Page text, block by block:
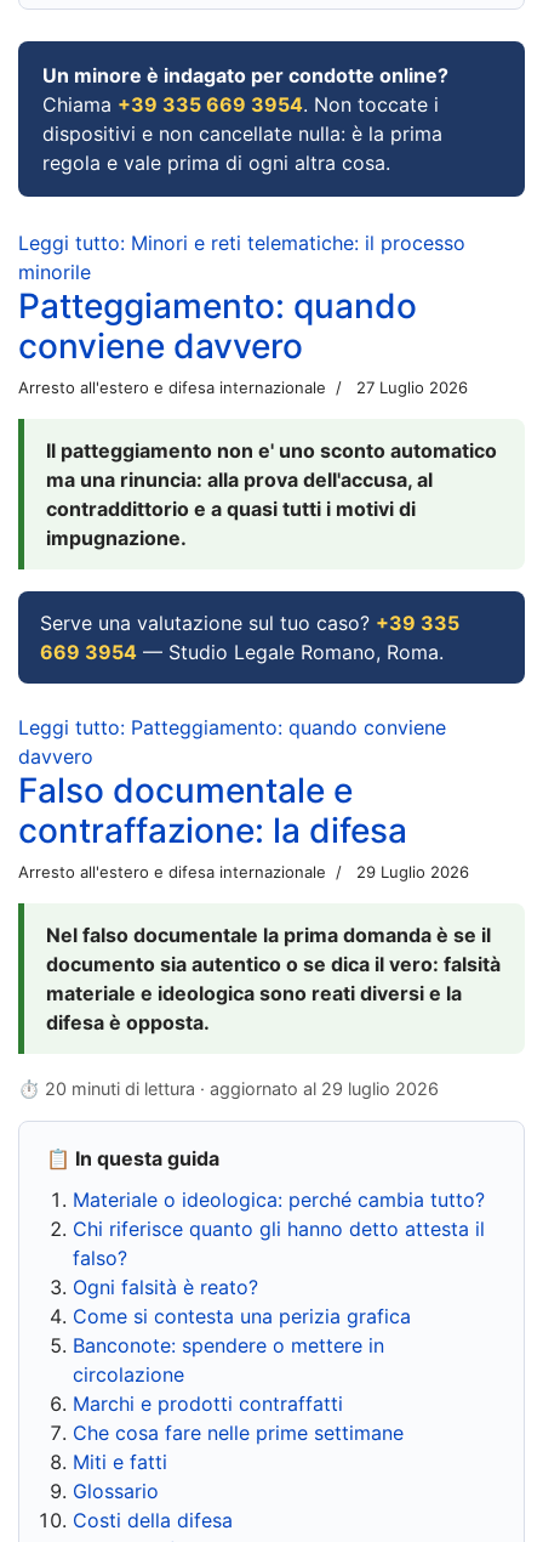
Un minore è indagato per condotte online?
Chiama +39 335 669 3954. Non toccate i
dispositivi e non cancellate nulla: è la prima
regola e vale prima di ogni altra cosa.
Leggi tutto: Minori e reti telematiche: il processo
minorile
Patteggiamento: quando
conviene davvero
Arresto all'estero e difesa internazionale 27 Luglio 2026
Il patteggiamento non e' uno sconto automatico
ma una rinuncia: alla prova dell'accusa, al
contraddittorio e a quasi tutti i motivi di
impugnazione.
Serve una valutazione sul tuo caso? +39 335
669 3954 — Studio Legale Romano, Roma.
Leggi tutto: Patteggiamento: quando conviene
davvero
Falso documentale e
contraffazione: la difesa
Arresto all'estero e difesa internazionale 29 Luglio 2026
Nel falso documentale la prima domanda è se il
documento sia autentico o se dica il vero: falsità
materiale e ideologica sono reati diversi e la
difesa è opposta.
⏱ 20 minuti di lettura · aggiornato al 29 luglio 2026
📋 In questa guida
Materiale o ideologica: perché cambia tutto?
Chi riferisce quanto gli hanno detto attesta il
falso?
Ogni falsità è reato?
Come si contesta una perizia grafica
Banconote: spendere o mettere in
circolazione
Marchi e prodotti contraffatti
Che cosa fare nelle prime settimane
Miti e fatti
Glossario
Costi della difesa